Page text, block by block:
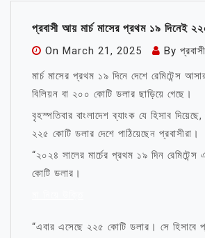
প্রবাসী আয় মার্চ মাসের প্রথম ১৯ দিনেই
On March 21, 2025 By প্রবাসী
মার্চ মাসের প্রথম ১৯ দিনে দেশে রেমিটেন্স
বিলিয়ন বা ২০০ কোটি ডলার ছাড়িয়ে গেছে।
বৃহস্পতিবার বাংলাদেশ ব্যাংক যে হিসাব
২২৫ কোটি ডলার দেশে পাঠিয়েছেন প্রবাসীরা।
“২০২৪ সালের মার্চের প্রথম ১৯ দিন
কোটি ডলার।
“এবার এসেছে ২২৫ কোটি ডলার। সে হিসাবে